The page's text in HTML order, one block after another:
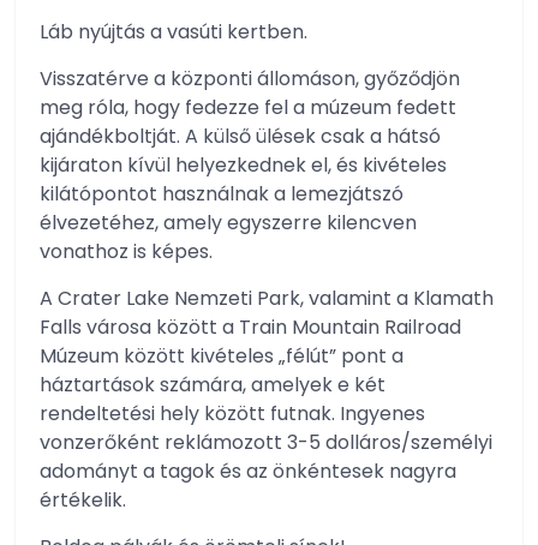
Láb nyújtás a vasúti kertben.
Visszatérve a központi állomáson, győződjön
meg róla, hogy fedezze fel a múzeum fedett
ajándékboltját. A külső ülések csak a hátsó
kijáraton kívül helyezkednek el, és kivételes
kilátópontot használnak a lemezjátszó
élvezetéhez, amely egyszerre kilencven
vonathoz is képes.
A Crater Lake Nemzeti Park, valamint a Klamath
Falls városa között a Train Mountain Railroad
Múzeum között kivételes „félút” pont a
háztartások számára, amelyek e két
rendeltetési hely között futnak. Ingyenes
vonzerőként reklámozott 3-5 dolláros/személyi
adományt a tagok és az önkéntesek nagyra
értékelik.